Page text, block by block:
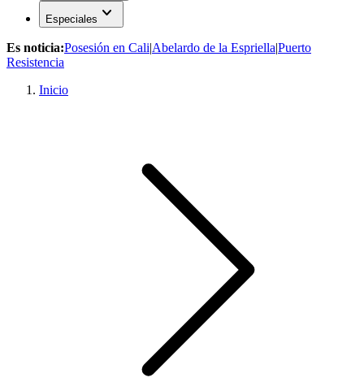
Especiales expand_more
Es noticia:Posesión en Cali|Abelardo de la Espriella|Puerto
Resistencia
Inicio